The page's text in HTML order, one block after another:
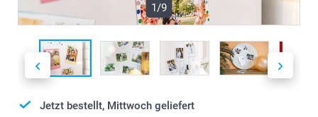
1/9
Jetzt bestellt, Mittwoch geliefert